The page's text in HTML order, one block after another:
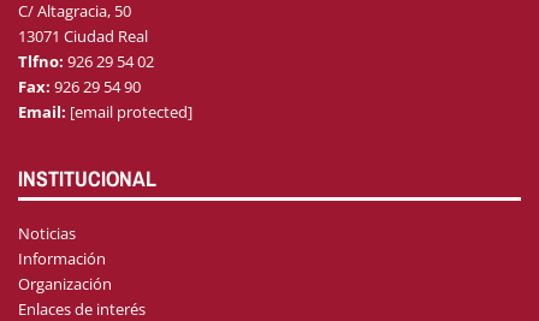
C/ Altagracia, 50
13071 Ciudad Real
Tlfno: 926 29 54 02
Fax: 926 29 54 90
Email: [email protected]
INSTITUCIONAL
Noticias
Información
Organización
Enlaces de interés